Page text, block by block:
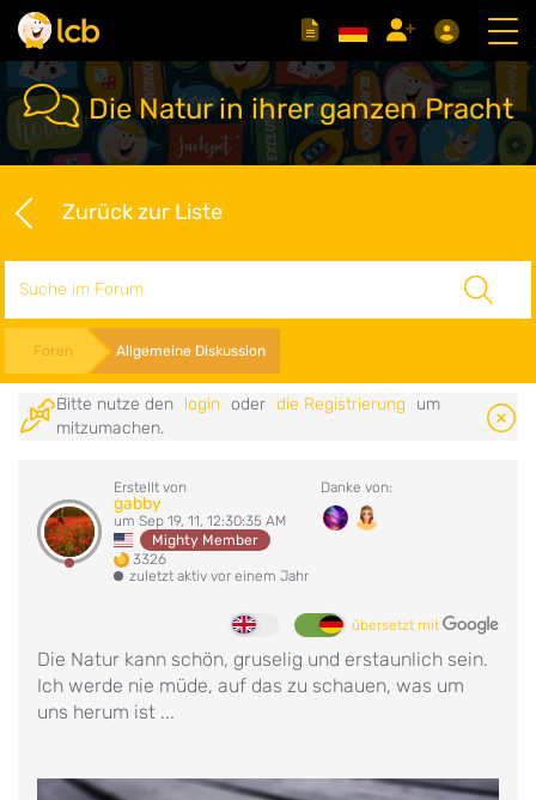
Die Natur in ihrer ganzen Pracht
Zurück zur Liste
Foren Allgemeine Diskussion
Bitte nutze den login oder die Registrierung
um
mitzumachen.
Erstellt von
gabby
um Sep 19, 11, 12:30:35 AM
Mighty Member
3326
zuletzt aktiv vor einem Jahr
Danke von:
übersetzt mit
Die Natur kann schön, gruselig und erstaunlich sein.
Ich werde nie müde, auf das zu schauen, was um
uns herum ist ...